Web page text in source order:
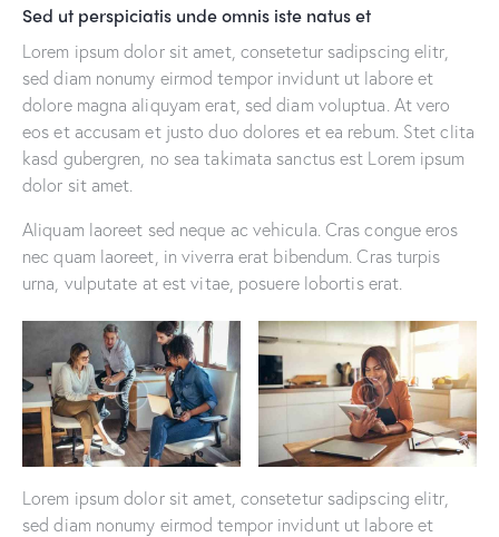
Sed ut perspiciatis unde omnis iste natus et
Lorem ipsum dolor sit amet, consetetur sadipscing elitr,
sed diam nonumy eirmod tempor invidunt ut labore et
dolore magna aliquyam erat, sed diam voluptua. At vero
eos et accusam et justo duo dolores et ea rebum. Stet clita
kasd gubergren, no sea takimata sanctus est Lorem ipsum
dolor sit amet.
Aliquam laoreet sed neque ac vehicula. Cras congue eros
nec quam laoreet, in viverra erat bibendum. Cras turpis
urna, vulputate at est vitae, posuere lobortis erat.
Lorem ipsum dolor sit amet, consetetur sadipscing elitr,
sed diam nonumy eirmod tempor invidunt ut labore et